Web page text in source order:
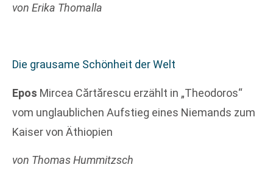
von Erika Thomalla
Die grausame Schönheit der Welt
Epos Mircea Cărtărescu erzählt in „Theodoros“
vom unglaublichen Aufstieg eines Niemands zum
Kaiser von Äthiopien
von Thomas Hummitzsch